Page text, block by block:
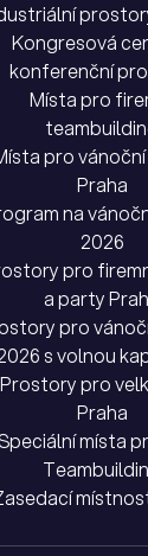
Kongresová
konferenční
Místa pro
pro
Praha
na
2026
pro
a party
pro
s volnou
Prostory pro
Praha
Speciální místa